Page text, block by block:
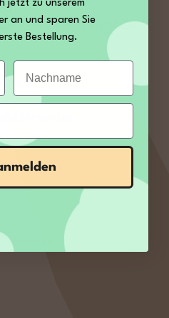
und 13:00 bis 14:00
jetzt zu unserem
an und sparen Sie
Bestellung.
Nachname